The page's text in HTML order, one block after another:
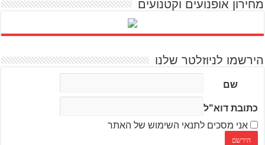
מחירון אופנועים וקטנועים
הירשמו לניוזלטר שלנו
שם
כתובת דוא"ל
אני מסכים לתנאי השימוש של האתר